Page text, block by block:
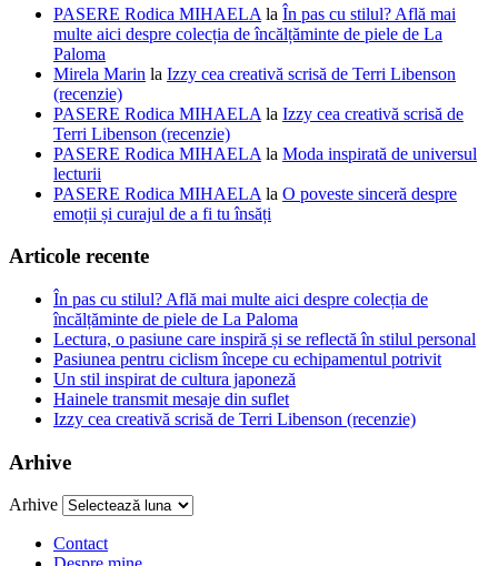
PASERE Rodica MIHAELA la În pas cu stilul? Află mai
multe aici despre colecția de încălțăminte de piele de La
Paloma
Mirela Marin la Izzy cea creativă scrisă de Terri Libenson
(recenzie)
PASERE Rodica MIHAELA la Izzy cea creativă scrisă de
Terri Libenson (recenzie)
PASERE Rodica MIHAELA la Moda inspirată de universul
lecturii
PASERE Rodica MIHAELA la O poveste sinceră despre
emoții și curajul de a fi tu însăți
Articole recente
În pas cu stilul? Află mai multe aici despre colecția de
încălțăminte de piele de La Paloma
Lectura, o pasiune care inspiră și se reflectă în stilul personal
Pasiunea pentru ciclism începe cu echipamentul potrivit
Un stil inspirat de cultura japoneză
Hainele transmit mesaje din suflet
Izzy cea creativă scrisă de Terri Libenson (recenzie)
Arhive
Arhive
Contact